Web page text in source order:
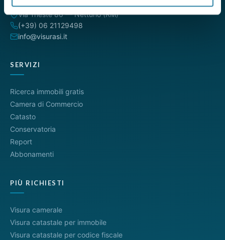
Via Trieste 80 — Nettuno (RM)
(+39) 06 21129498
info@visurasi.it
SERVIZI
Ricerca immobili gratis
Camera di Commercio
Catasto
Conservatoria
Report
Abbonamenti
PIÙ RICHIESTI
Visura camerale
Visura catastale per immobile
Visura catastale per codice fiscale